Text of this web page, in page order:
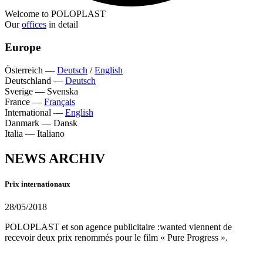
Welcome to POLOPLAST
Ouroffices in detail
Europe
Österreich — Deutsch /English
Deutschland — Deutsch
Sverige — Svenska
France — Français
International — English
Danmark — Dansk
Italia — Italiano
NEWS ARCHIV
Prix internationaux
28/05/2018
POLOPLAST et son agence publicitaire :wanted viennent de
recevoir deux prix renommés pour le film « Pure Progress ».